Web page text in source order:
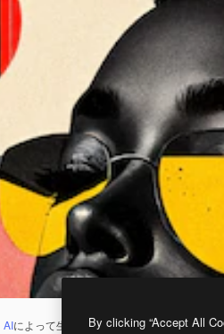
AIによって生成されたものです。 AI画像生成
By clicking “Accept All